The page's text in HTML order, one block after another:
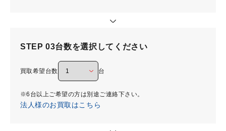
STEP 03台数を選択してください
買取希望台数 台
※6台以上ご希望の方は別途ご連絡下さい。
法人様のお買取はこちら